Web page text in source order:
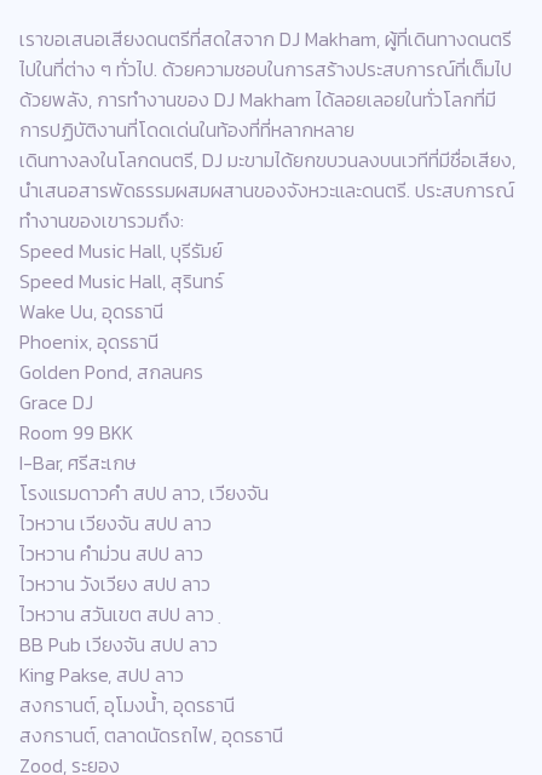
เราขอเสนอเสียงดนตรีที่สดใสจาก DJ Makham, ผู้ที่เดินทางดนตรี
ไปในที่ต่าง ๆ ทั่วไป. ด้วยความชอบในการสร้างประสบการณ์ที่เต็มไป
ด้วยพลัง, การทำงานของ DJ Makham ได้ลอยเลอยในทั่วโลกที่มี
การปฏิบัติงานที่โดดเด่นในท้องที่ที่หลากหลาย
เดินทางลงในโลกดนตรี, DJ มะขามได้ยกขบวนลงบนเวทีที่มีชื่อเสียง,
นำเสนอสารพัดธรรมผสมผสานของจังหวะและดนตรี. ประสบการณ์
ทำงานของเขารวมถึง:
Speed Music Hall, บุรีรัมย์
Speed Music Hall, สุรินทร์
Wake Uu, อุดรธานี
Phoenix, อุดรธานี
Golden Pond, สกลนคร
Grace DJ
Room 99 BKK
I-Bar, ศรีสะเกษ
โรงแรมดาวคำ สปป ลาว, เวียงจัน
ไวหวาน เวียงจัน สปป ลาว
ไวหวาน คำม่วน สปป ลาว
ไวหวาน วังเวียง สปป ลาว
ไวหวาน สวันเขต สปป ลาว ฺ
BB Pub เวียงจัน สปป ลาว
King Pakse, สปป ลาว
สงกรานต์, อุโมงน้ำ, อุดรธานี
สงกรานต์, ตลาดนัดรถไฟ, อุดรธานี
Zood, ระยอง